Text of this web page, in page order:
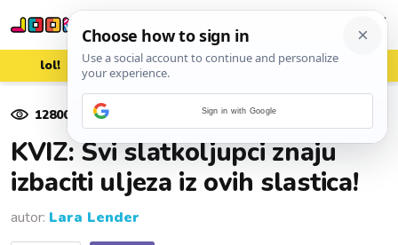
lol! aww vrh! woot?!
12800 pregleda
KVIZ: Svi slatkoljupci znaju
izbaciti uljeza iz ovih slastica!
autor: Lara Lender
Sign in with Google